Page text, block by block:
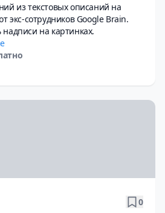
из текстовых описаний на
экс-сотрудников Google Brain.
на картинках.
0